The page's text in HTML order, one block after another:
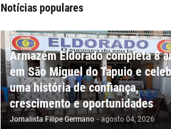
Notícias populares
Armazém Eldorado completa 8
em São Miguel do Tapuio e
uma história de confiança,
crescimento e oportunidades
Jornalista Filipe Germano - agosto 04, 2026